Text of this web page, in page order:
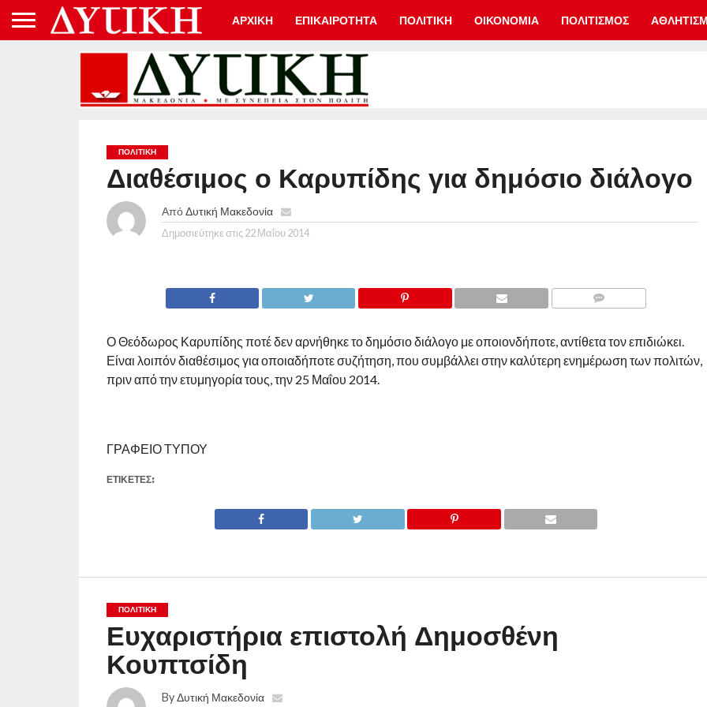
ΑΡΧΙΚΗ ΕΠΙΚΑΙΡΟΤΗΤΑ ΠΟΛΙΤΙΚΗ ΟΙΚΟΝΟΜΙΑ ΠΟΛΙΤΙΣΜΟΣ
ΠΟΛΙΤΙΚΉ
Διαθέσιμος ο Καρυπίδης για δημόσιο διάλογο
ΑπόΔυτική Μακεδονία
Δημοσιεύτηκε στις 22 Μαΐου 2014
Ο Θεόδωρος Καρυπίδης ποτέ δεν αρνήθηκε το δημόσιο διάλογο με οποιονδήποτε, αντίθετα τον επιδιώκει.
Είναι λοιπόν διαθέσιμος για οποιαδήποτε συζήτηση, που συμβάλλει στην καλύτερη ενημέρωση των πολιτών,
πριν από την ετυμηγορία τους, την 25 Μαΐου 2014.
ΓΡΑΦΕΙΟ ΤΥΠΟΥ
ΕΤΙΚΕΤΕΣ:
ΠΟΛΙΤΙΚΉ
Ευχαριστήρια επιστολή Δημοσθένη
Κουπτσίδη
ByΔυτική Μακεδονία